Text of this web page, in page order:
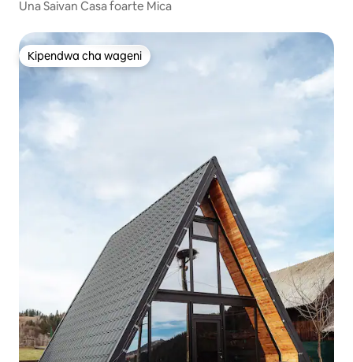
Una Saivan Casa foarte Mica
Kipendwa cha wageni
Kipendwa cha wageni